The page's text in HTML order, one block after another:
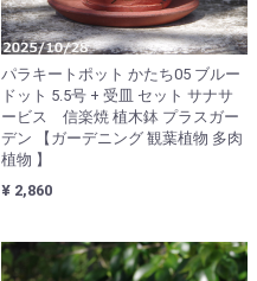
パラキートポット かたち05 ブルー
ドット 5.5号 + 受皿 セット サナサ
ービス 信楽焼 植木鉢 プラスガー
デン 【ガーデニング 観葉植物 多肉
植物 】
¥ 2,860